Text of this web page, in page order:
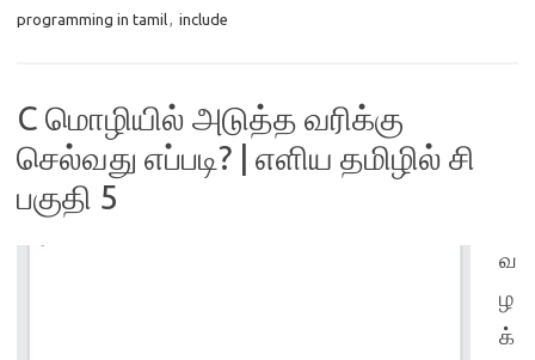
programming in tamil, include
C மொழியில் அடுத்த வரிக்கு
செல்வது எப்படி? | எளிய தமிழில் சி
பகுதி 5
வ
ழ
க்